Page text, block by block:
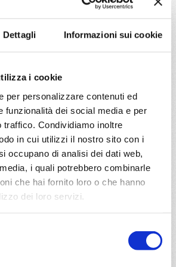
Dettagli Informazioni sui cookie
i cookie
per personalizzare contenuti ed
funzionalità dei social media e per
traffico. Condividiamo inoltre
in cui utilizzi il nostro sito con i
occupano di analisi dei dati web,
i quali potrebbero combinarle
che hai fornito loro o che hanno
dei loro servizi.
Costa Fascinosa
Savona
a partire da
€ 470
DETTAGLI